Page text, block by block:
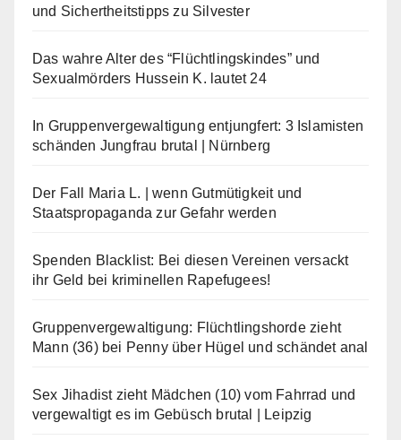
und Sichertheitstipps zu Silvester
Das wahre Alter des “Flüchtlingskindes” und
Sexualmörders Hussein K. lautet 24
In Gruppenvergewaltigung entjungfert: 3 Islamisten
schänden Jungfrau brutal | Nürnberg
Der Fall Maria L. | wenn Gutmütigkeit und
Staatspropaganda zur Gefahr werden
Spenden Blacklist: Bei diesen Vereinen versackt
ihr Geld bei kriminellen Rapefugees!
Gruppenvergewaltigung: Flüchtlingshorde zieht
Mann (36) bei Penny über Hügel und schändet anal
Sex Jihadist zieht Mädchen (10) vom Fahrrad und
vergewaltigt es im Gebüsch brutal | Leipzig